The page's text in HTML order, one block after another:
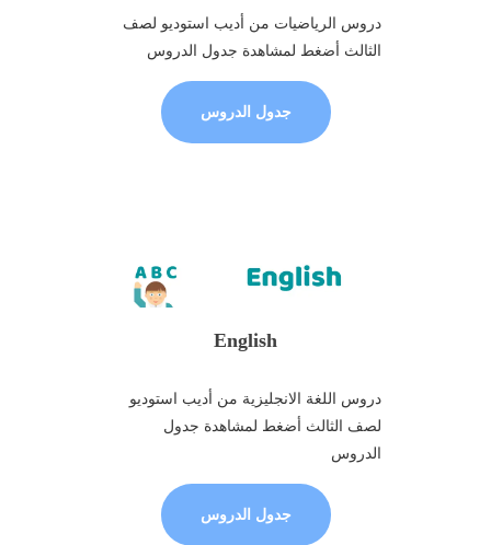
دروس الرياضيات من أديب استوديو لصف
الثالث أضغط لمشاهدة جدول الدروس
جدول الدروس
English
دروس اللغة الانجليزية من أديب استوديو
لصف الثالث أضغط لمشاهدة جدول
الدروس
جدول الدروس